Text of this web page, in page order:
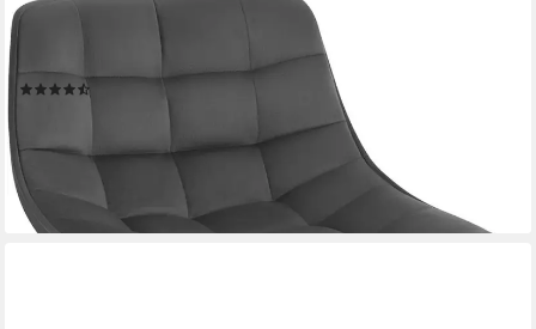
WOLTU
Barhocker (1 St), Schminkhocker 360° Schwenken Samt Sitz
lieferbar - in 3-4 Werktagen bei dir